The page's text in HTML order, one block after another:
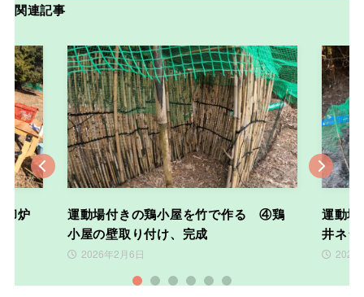
関連記事
Previous
却炉
運動場付きの鶏小屋を竹で作る ④鶏
小屋の壁取り付け、完成
2026年2月6日
運動
井ネッ
2026
1 2 3 4 5 6